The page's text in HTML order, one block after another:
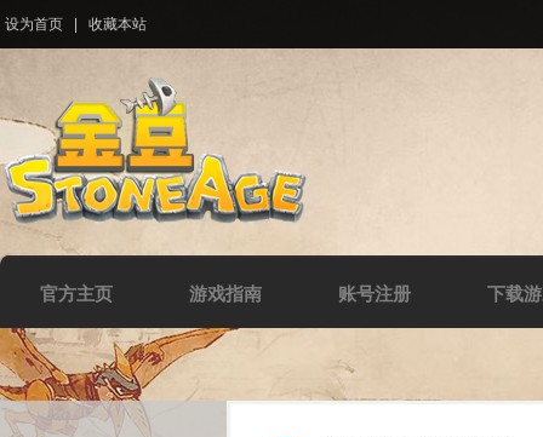
设为首页 收藏本站
官方主页 游戏指南 账号注册 下载